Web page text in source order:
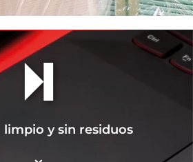
limpio y sin residuos